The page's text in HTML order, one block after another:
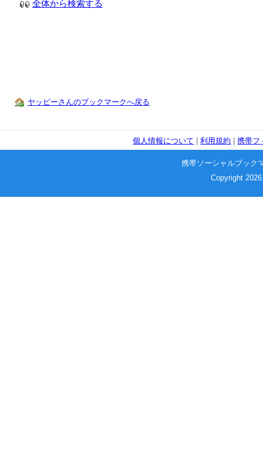
全体から検索する
ヤッピーさんのブックマークへ戻る
個人情報について |利用規約 |携帯フ
携帯ソーシャルブック
Copyright